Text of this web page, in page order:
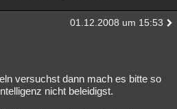
01.12.2008 um 15:53
versuchst dann mach es bitte so
nicht beleidigst.